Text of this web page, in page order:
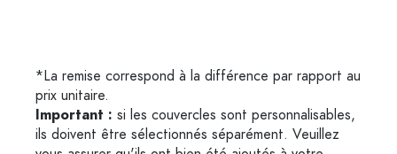
*La remise correspond à la différence par rapport au
prix unitaire.
Important : si les couvercles sont personnalisables,
ils doivent être sélectionnés séparément. Veuillez